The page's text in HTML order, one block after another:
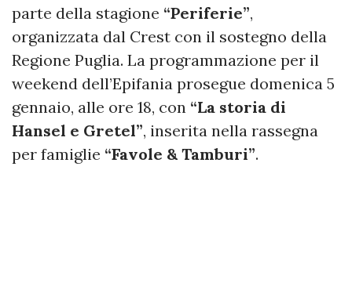
parte della stagione “Periferie”,
organizzata dal Crest con il sostegno della
Regione Puglia. La programmazione per il
weekend dell’Epifania prosegue domenica 5
gennaio, alle ore 18, con “La storia di
Hansel e Gretel”, inserita nella rassegna
per famiglie “Favole & Tamburi”.